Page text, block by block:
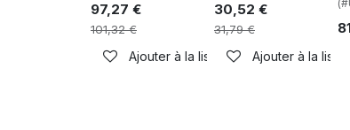
97,27 €
101,32€
Ajouter à la liste de souhaits
30,52 €
31,79€
Ajouter à la liste